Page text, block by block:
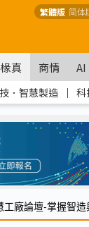
繁體版 简体
真 商情 AI
．智慧製造 ｜ 科
廠論壇-掌握智造